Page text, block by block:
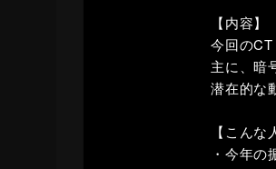
【内容】
今回の
主に、暗
潜在的な
【こんな
・今年の